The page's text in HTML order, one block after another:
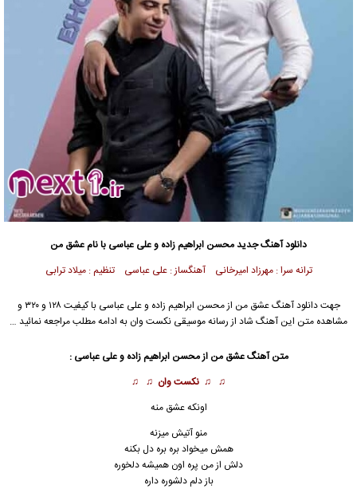
دانلود آهنگ جدیدمحسن ابراهیم زاده و علی عباسی با نام عشق من
ترانه سرا : مهرزاد امیرخانی آهنگساز : علی عباسی تنظیم : میلاد ترابی
جهت دانلود آهنگ عشق من ازمحسن ابراهیم زاده وعلی عباسی
با کیفیت ۱۲۸ و ۳۲۰ و
مشاهده متن این آهنگ شاد از رسانه موسیقی نکست وان به ادامه مطلب مراجعه نمائید …
متن آهنگ عشق من از محسن ابراهیم زاده و علی عباسی :
♫ ♫ نکست وان ♫ ♫
اونکه عشق منه
منو آتیش میزنه
همش میخواد بره بره دل بکنه
دلش از من پره اون همیشه دلخوره
باز دلم دلشوره داره